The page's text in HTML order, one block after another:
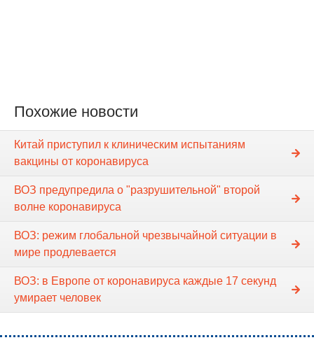
Похожие новости
Китай приступил к клиническим испытаниям
вакцины от коронавируса
ВОЗ предупредила о "разрушительной" второй
волне коронавируса
ВОЗ: режим глобальной чрезвычайной ситуации в
мире продлевается
ВОЗ: в Европе от коронавируса каждые 17 секунд
умирает человек